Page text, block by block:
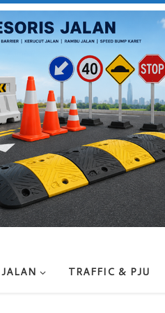
TRAFFIC & PJU